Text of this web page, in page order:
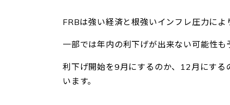
FRBは強い経済と根強いインフレ圧力に
一部では年内の利下げが出来ない可能性
利下げ開始を9月にするのか、12月にす
います。